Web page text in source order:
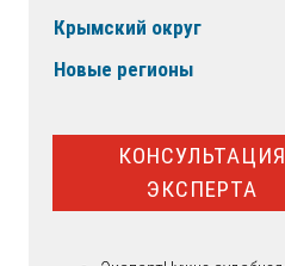
Крымский округ
Новые регионы
КОНСУЛЬТАЦИЯ
ЭКСПЕРТА